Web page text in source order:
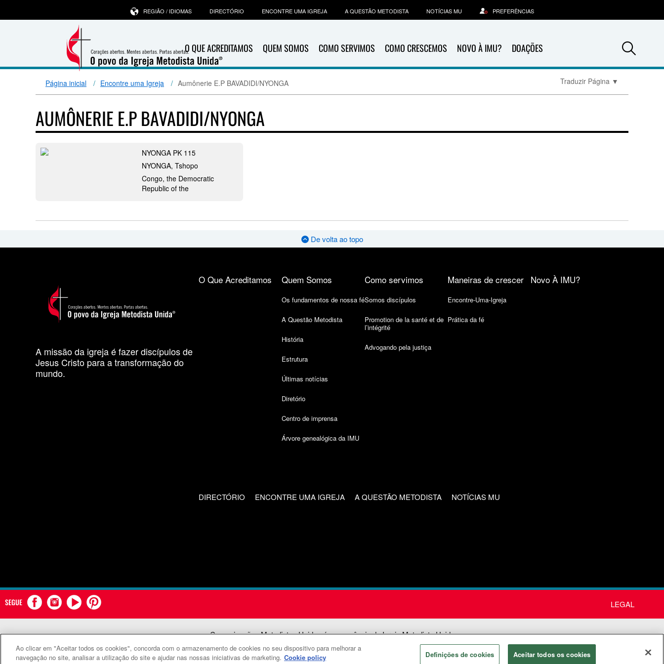
O QUE ACREDITAMOS QUEM SOMOS COMO SERVIMOS COMO CRESCEMOS NOVO À IMU? DOAÇÕES
REGIÃO / IDIOMAS DIRECTÓRIO ENCONTRE UMA IGREJA A QUESTÃO METODISTA NOTÍCIAS MU PREFERÊNCIAS
Página inicial Encontre uma Igreja Aumônerie E.P BAVADIDI/NYONGA Traduzir Página ▼
AUMÔNERIE E.P BAVADIDI/NYONGA
NYONGA PK 115
NYONGA, Tshopo
Congo, the Democratic
Republic of the
De volta ao topo
A missão da igreja é fazer discípulos de
Jesus Cristo para a transformação do
mundo.
O Que Acreditamos Quem Somos
Os fundamentos de nossa fé
A Questão Metodista
História
Estrutura
Últimas notícias
Diretório
Centro de imprensa
Árvore genealógica da IMU
Como servimos
Somos discípulos
Promotion de la santé et de
l’intégrité
Advogando pela justiça
Maneiras de crescer
Encontre-Uma-Igreja
Prática da fé
Novo À IMU?
DIRECTÓRIO ENCONTRE UMA IGREJA A QUESTÃO METODISTA NOTÍCIAS MU
SEGUE LEGAL
Comunicações Metodistas Unidas é uma agência da Igreja Metodista Unida
©2026Comunicações Metodistas Unidas. Todos os direitos reservados
Ao clicar em "Aceitar todos os cookies", concorda com o armazenamento de cookies no seu dispositivo para melhorar a
navegação no site, analisar a utilização do site e ajudar nas nossas iniciativas de marketing. Cookie policy Definições de cookies Aceitar todos os cookies